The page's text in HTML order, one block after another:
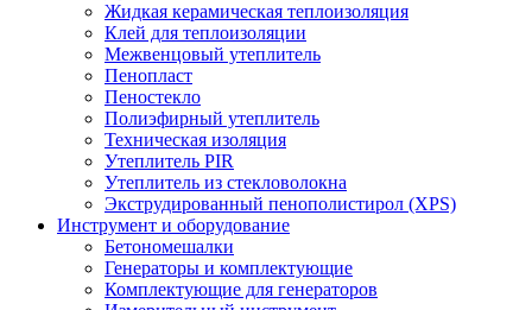
Жидкая керамическая теплоизоляция
Клей для теплоизоляции
Межвенцовый утеплитель
Пенопласт
Пеностекло
Полиэфирный утеплитель
Техническая изоляция
Утеплитель PIR
Утеплитель из стекловолокна
Экструдированный пенополистирол (XPS)
Инструмент и оборудование
Бетономешалки
Генераторы и комплектующие
Комплектующие для генераторов